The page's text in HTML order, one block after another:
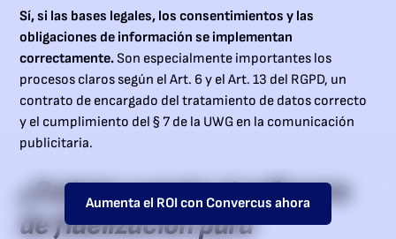
Sí, si las bases legales, los consentimientos y las
obligaciones de información se implementan
correctamente.Son especialmente importantes los
procesos claros según el Art. 6 y el Art. 13 del RGPD, un
contrato de encargado del tratamiento de datos correcto
y el cumplimiento del § 7 de la UWG en la comunicación
publicitaria.
¿Cuánto cuesta el software
de fidelización para
Aumenta el ROI con Convercus ahora